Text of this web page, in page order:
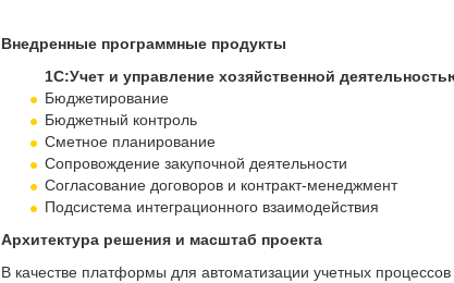
Внедренные программные продукты
1С:Учет и управление хозяйственной
Бюджетирование
Бюджетный контроль
Сметное планирование
Сопровождение закупочной деятельности
Согласование договоров и контракт-менеджмент
Подсистема интеграционного взаимодействия
Архитектура решения и масштаб проекта
В качестве платформы для автоматизации учетных